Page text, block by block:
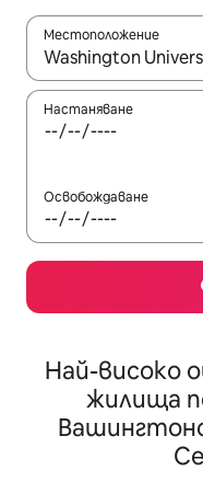
Местоположение
Когато
Настаняване
Освобождаване
Най-високо
жилища